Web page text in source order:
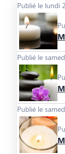
Publié le lundi
Publié le
Publié le